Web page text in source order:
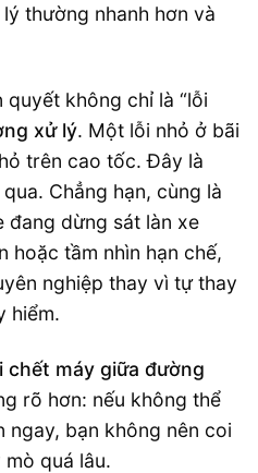
thường nhanh hơn và
quyết không chỉ là “lỗi
xử lý. Một lỗi nhỏ ở bãi
trên cao tốc. Đây là
Chẳng hạn, cùng là
đang dừng sát làn xe
hoặc tầm nhìn hạn chế,
nghiệp thay vì tự thay
hiểm.
chết máy giữa đường
rõ hơn: nếu không thể
ngay, bạn không nên coi
quá lâu.